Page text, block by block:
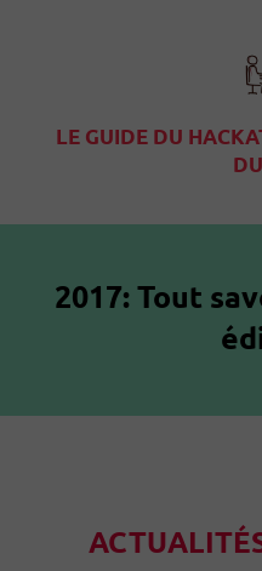
LE GUIDE DU
2017: Tout